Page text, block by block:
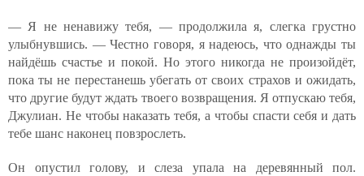
— Я не ненавижу тебя, — продолжила я, слегка грустно
улыбнувшись. — Честно говоря, я надеюсь, что однажды ты
найдёшь счастье и покой. Но этого никогда не произойдёт,
пока ты не перестанешь убегать от своих страхов и ожидать,
что другие будут ждать твоего возвращения. Я отпускаю тебя,
Джулиан. Не чтобы наказать тебя, а чтобы спасти себя и дать
тебе шанс наконец повзрослеть.
Он опустил голову, и слеза упала на деревянный пол.